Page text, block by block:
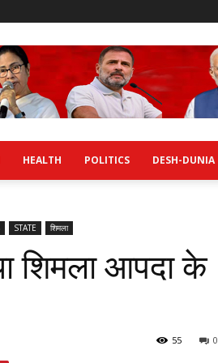
HEALTH POLITICS DESH-DUNIA
STATE शिमला
शिमला आपदा के
0
55